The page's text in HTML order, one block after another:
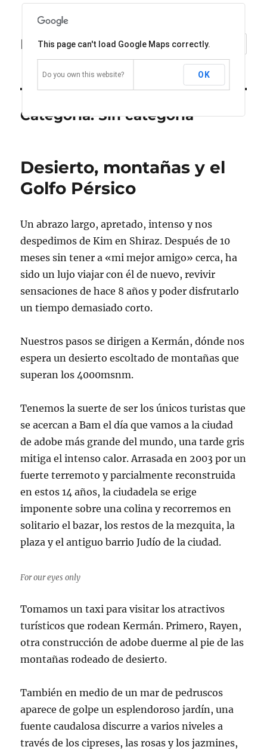
Ríete de Willy Fog 2.0
Categoría:Sin categoría
Desierto, montañas y el
Golfo Pérsico
Un abrazo largo, apretado, intenso y nos
despedimos de Kim en Shiraz. Después de 10
meses sin tener a «mi mejor amigo» cerca, ha
sido un lujo viajar con él de nuevo, revivir
sensaciones de hace 8 años y poder disfrutarlo
un tiempo demasiado corto.
Nuestros pasos se dirigen a Kermán, dónde nos
espera un desierto escoltado de montañas que
superan los 4000msnm.
Tenemos la suerte de ser los únicos turistas que
se acercan a Bam el día que vamos a la ciudad
de adobe más grande del mundo, una tarde gris
mitiga el intenso calor. Arrasada en 2003 por un
fuerte terremoto y parcialmente reconstruida
en estos 14 años, la ciudadela se erige
imponente sobre una colina y recorremos en
solitario el bazar, los restos de la mezquita, la
plaza y el antiguo barrio Judío de la ciudad.
For our eyes only
Tomamos un taxi para visitar los atractivos
turísticos que rodean Kermán. Primero, Rayen,
otra construcción de adobe duerme al pie de las
montañas rodeado de desierto.
También en medio de un mar de pedruscos
aparece de golpe un esplendoroso jardín, una
fuente caudalosa discurre a varios niveles a
través de los cipreses, las rosas y los jazmines,
This page can't load Google Maps correctly.
Do you own this website? OK